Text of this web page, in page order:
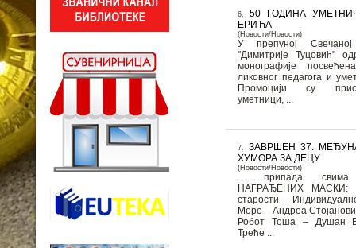
6. 50 ГОДИНА
ЕРИЋА
(Новости/Новости)
У препуној
"Димитрије Туцовић"
монографије
ликовног педагога и
Промоцији су
уметници, ...
7. ЗАВРШЕН 37.
ХУМОРА ЗА ДЕЦУ
(Новости/Новости)
... припада свима
НАГРАЂЕНИХ
старости – Индивидуалне Прво место:
Море – Андреа Стојановић Друго место:
Робот Тоша – Душан
Треће ...